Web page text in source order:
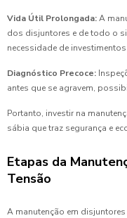
Vida Útil Prolongada:A
dos disjuntores e de todo o
necessidade de
Diagnóstico Precoce:
antes que se agravem,
Portanto, investir na
sábia que traz segurança e
Etapas da
Tensão
A manutenção em